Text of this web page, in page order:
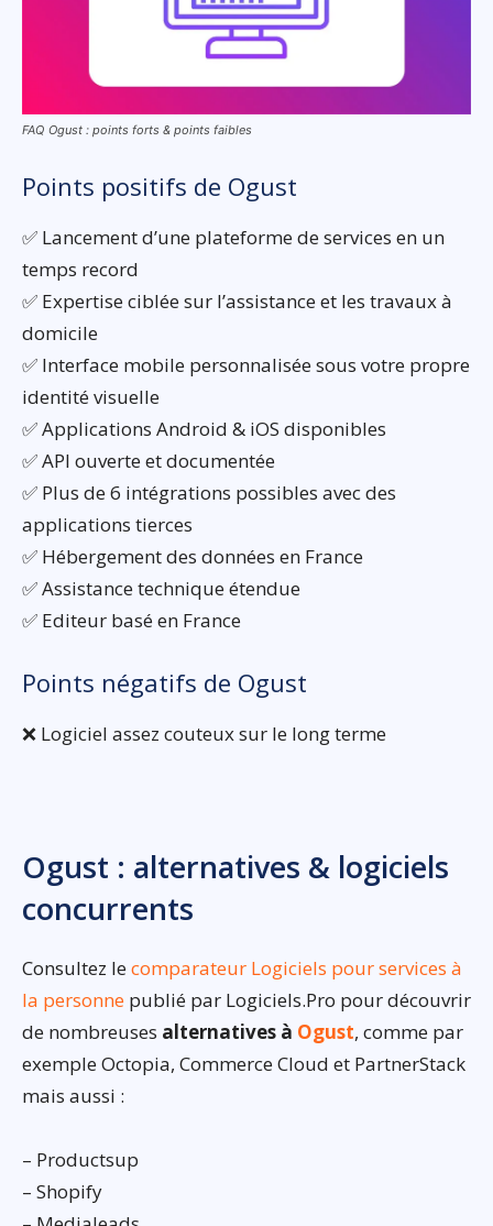
FAQ Ogust : points forts & points faibles
Points positifs de Ogust
✅ Lancement d’une plateforme de services en un
temps record
✅ Expertise ciblée sur l’assistance et les travaux à
domicile
✅ Interface mobile personnalisée sous votre propre
identité visuelle
✅ Applications Android & iOS disponibles
✅ API ouverte et documentée
✅ Plus de 6 intégrations possibles avec des
applications tierces
✅ Hébergement des données en France
✅ Assistance technique étendue
✅ Editeur basé en France
Points négatifs de Ogust
❌ Logiciel assez couteux sur le long terme
Ogust : alternatives & logiciels
concurrents
Consultez lecomparateur Logiciels pour services à
la personne publié par Logiciels.Pro pour découvrir
de nombreuses alternatives à Ogust, comme par
exemple Octopia, Commerce Cloud et PartnerStack
mais aussi :
– Productsup
– Shopify